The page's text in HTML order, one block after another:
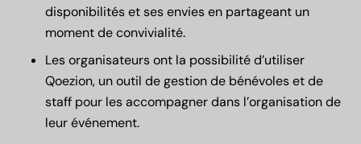
disponibilités et ses envies en partageant un
moment de convivialité.
Les organisateurs ont la possibilité d’utiliser
Qoezion, un outil de gestion de bénévoles et de
staff pour les accompagner dans l’organisation de
leur événement.